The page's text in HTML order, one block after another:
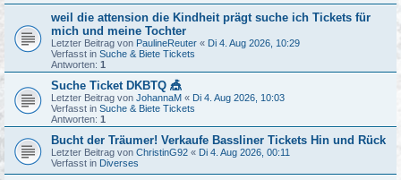
weil die attension die Kindheit prägt suche ich Tickets für
mich und meine Tochter
Letzter Beitrag von PaulineReuter « Di 4. Aug 2026, 10:29
Verfasst in Suche & Biete Tickets
Antworten: 1
Suche Ticket DKBTQ 🎪
Letzter Beitrag von JohannaM « Di 4. Aug 2026, 10:03
Verfasst in Suche & Biete Tickets
Antworten: 1
Bucht der Träumer! Verkaufe Bassliner Tickets Hin und Rück
Letzter Beitrag von ChristinG92 « Di 4. Aug 2026, 00:11
Verfasst in Diverses